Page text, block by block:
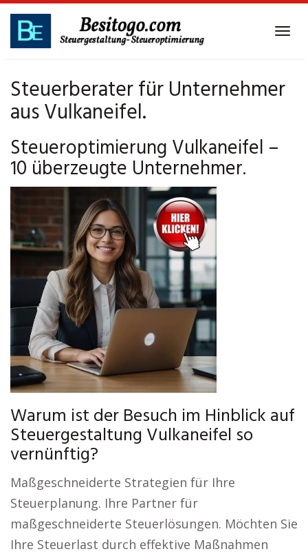
Skip
main
Steuerberater für Unternehmer
aus Vulkaneifel.
Steueroptimierung Vulkaneifel –
10 überzeugte Unternehmer.
Warum ist der Besuch im Hinblick auf
Steuergestaltung Vulkaneifel so
vernünftig?
Maßgeschneiderte Strategien für Ihre
Steuerplanung. Ihre Partner für
maßgeschneiderte Steuerlösungen. Möchten Sie
Ihre Steuerlast durch effektive Maßnahmen